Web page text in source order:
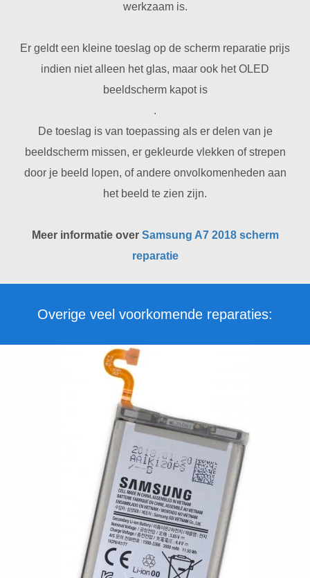
werkzaam is.
Er geldt een kleine toeslag op de scherm reparatie prijs
indien niet alleen het glas, maar ook het OLED
beeldscherm kapot is
.
De toeslag is van toepassing als er delen van je
beeldscherm missen, er gekleurde vlekken of strepen
door je beeld lopen, of andere onvolkomenheden aan
het beeld te zien zijn.
Meer informatie over Samsung A7 2018 scherm
reparatie
Overige veel voorkomende reparaties: